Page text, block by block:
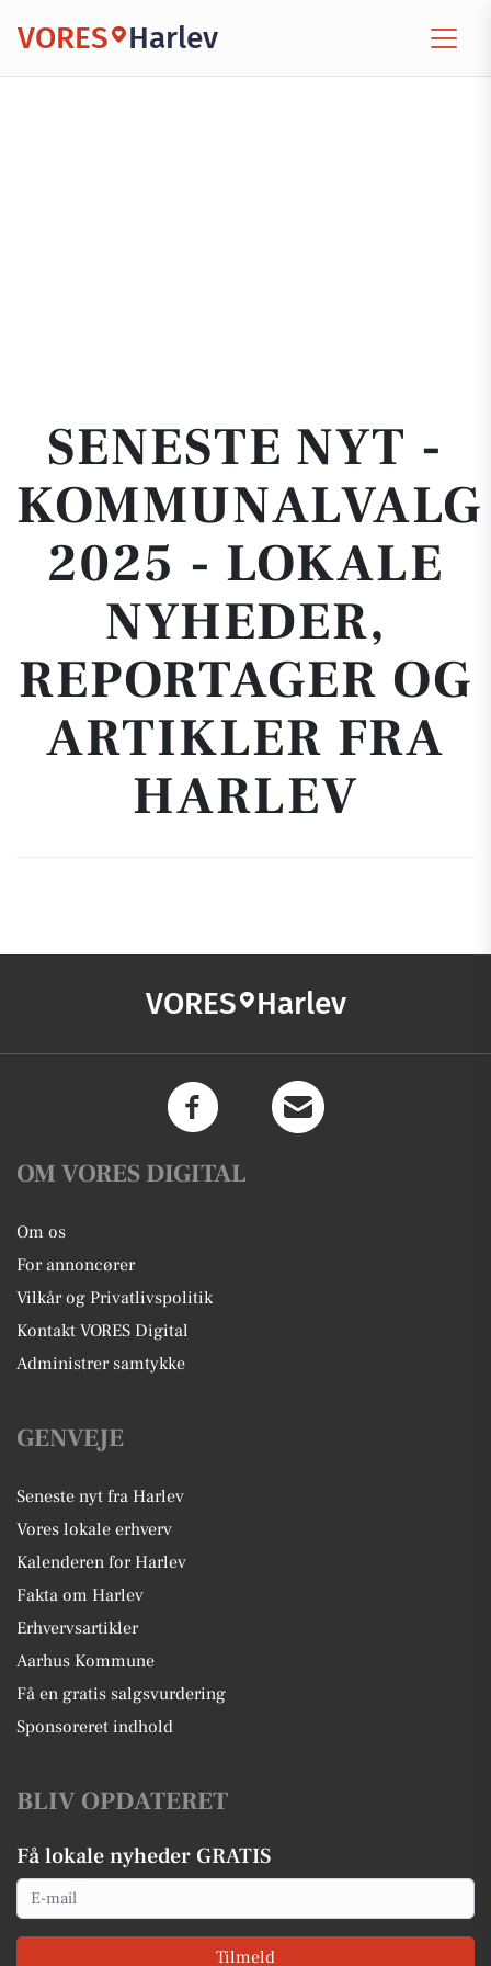
VORES Harlev
SENESTE NYT -
KOMMUNALVALG
2025 - LOKALE
NYHEDER,
REPORTAGER OG
ARTIKLER FRA
HARLEV
VORES Harlev
OM VORES DIGITAL
Om os
For annoncører
Vilkår og Privatlivspolitik
Kontakt VORES Digital
Administrer samtykke
GENVEJE
Seneste nyt fra Harlev
Vores lokale erhverv
Kalenderen for Harlev
Fakta om Harlev
Erhvervsartikler
Aarhus Kommune
Få en gratis salgsvurdering
Sponsoreret indhold
BLIV OPDATERET
Få lokale nyheder GRATIS
Email
Tilmeld